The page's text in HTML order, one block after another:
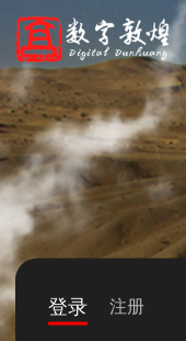
登录 注册